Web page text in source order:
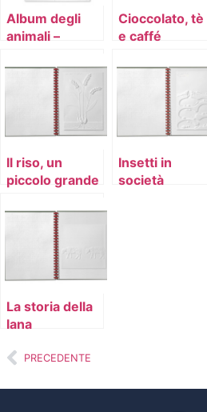
Album degli
animali –
Cioccolato, tè
e caffé
Il riso, un
piccolo grande
Insetti in
società
La storia della
lana
PRECEDENTE